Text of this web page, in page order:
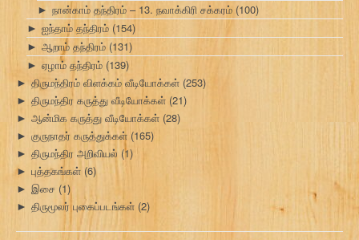
► நான்காம் தந்திரம் – 13. நவாக்கிரி சக்கரம் (100)
► ஐந்தாம் தந்திரம் (154)
► ஆறாம் தந்திரம் (131)
► ஏழாம் தந்திரம் (139)
► திருமந்திரம் விளக்கம் வீடியோக்கள் (253)
► திருமந்திர கருத்து வீடியோக்கள் (21)
► ஆன்மிக கருத்து வீடியோக்கள் (28)
► குருநாதர் கருத்துக்கள் (165)
► திருமந்திர அறிவியல் (1)
► புத்தகங்கள் (6)
► இசை (1)
► திருமூலர் புகைப்படங்கள் (2)